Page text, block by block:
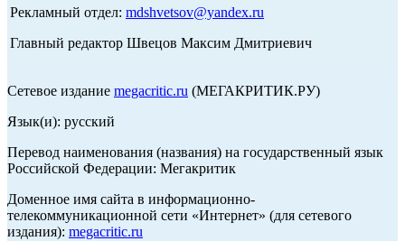
Рекламный отдел: mdshvetsov@yandex.ru
Главный редактор Швецов Максим Дмитриевич
Сетевое издание megacritic.ru (МЕГАКРИТИК.РУ)
Язык(и): русский
Перевод наименования (названия) на государственный язык
Российской Федерации: Мегакритик
Доменное имя сайта в информационно-
телекоммуникационной сети «Интернет» (для сетевого
издания): megacritic.ru